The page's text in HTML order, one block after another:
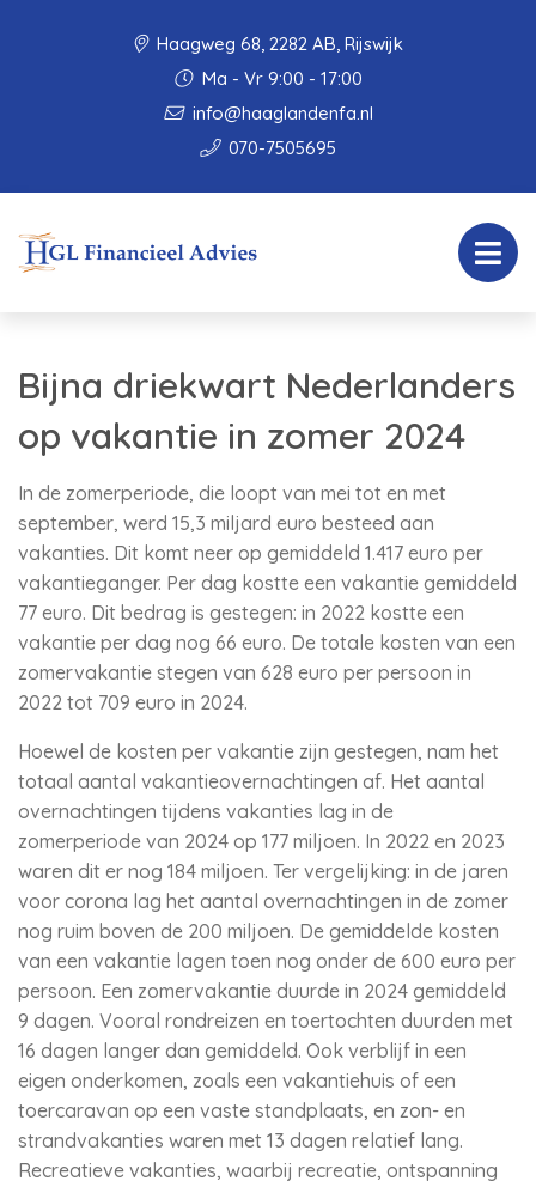
Haagweg 68, 2282 AB, Rijswijk
Ma - Vr 9:00 - 17:00
info@haaglandenfa.nl
070-7505695
Bijna driekwart Nederlanders
op vakantie in zomer 2024
In de zomerperiode, die loopt van mei tot en met
september, werd 15,3 miljard euro besteed aan
vakanties. Dit komt neer op gemiddeld 1.417 euro per
vakantieganger. Per dag kostte een vakantie gemiddeld
77 euro. Dit bedrag is gestegen: in 2022 kostte een
vakantie per dag nog 66 euro. De totale kosten van een
zomervakantie stegen van 628 euro per persoon in
2022 tot 709 euro in 2024.
Hoewel de kosten per vakantie zijn gestegen, nam het
totaal aantal vakantieovernachtingen af. Het aantal
overnachtingen tijdens vakanties lag in de
zomerperiode van 2024 op 177 miljoen. In 2022 en 2023
waren dit er nog 184 miljoen. Ter vergelijking: in de jaren
voor corona lag het aantal overnachtingen in de zomer
nog ruim boven de 200 miljoen. De gemiddelde kosten
van een vakantie lagen toen nog onder de 600 euro per
persoon. Een zomervakantie duurde in 2024 gemiddeld
9 dagen. Vooral rondreizen en toertochten duurden met
16 dagen langer dan gemiddeld. Ook verblijf in een
eigen onderkomen, zoals een vakantiehuis of een
toercaravan op een vaste standplaats, en zon- en
strandvakanties waren met 13 dagen relatief lang.
Recreatieve vakanties, waarbij recreatie, ontspanning